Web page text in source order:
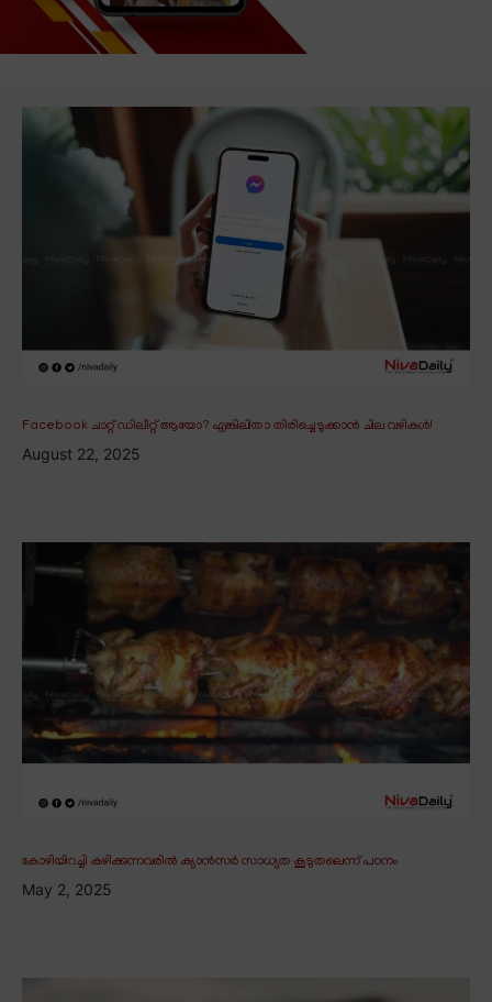
Facebook ചാറ്റ് ഡിലീറ്റ് ആയോ? എങ്കിലിതാ തിരിച്ചെടുക്കാൻ ചില വഴികൾ!
August 22, 2025
കോഴിയിറച്ചി കഴിക്കുന്നവരിൽ ക്യാൻസർ സാധ്യത കൂടുതലെന്ന് പഠനം
May 2, 2025